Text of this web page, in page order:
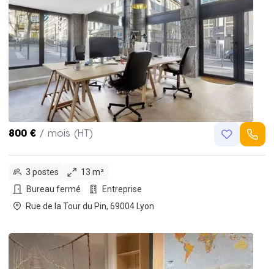
800 € / mois (HT)
3 postes
13 m²
Bureau fermé
Entreprise
Rue de la Tour du Pin, 69004 Lyon